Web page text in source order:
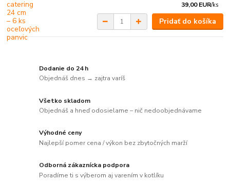
39,00 EUR/ks
Pridať do košíka
Dodanie do 24 h
Objednáš dnes → zajtra varíš
Všetko skladom
Objednáš a hneď odosielame – nič nedoobjednávame
Výhodné ceny
Najlepší pomer cena / výkon bez zbytočných marží
Odborná zákaznícka podpora
Poradíme ti s výberom aj varením v kotlíku